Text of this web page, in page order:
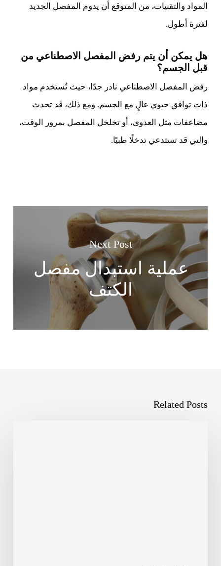
المواد والتقنيات، من المتوقع أن يدوم المفصل الجديد
لفترة أطول.
هل يمكن أن يتم رفض المفصل الاصطناعي من
قبل الجسم؟
رفض المفصل الاصطناعي نادر جدًا، حيث تُستخدم مواد
ذات توافق حيوي عالٍ مع الجسم. ومع ذلك، قد تحدث
مضاعفات مثل العدوى، أو تخلخل المفصل بمرور الوقت،
والتي قد تستدعي تدخلًا طبيًا.
Next Post
عملية استبدال مفصل
الكتف
Related Posts